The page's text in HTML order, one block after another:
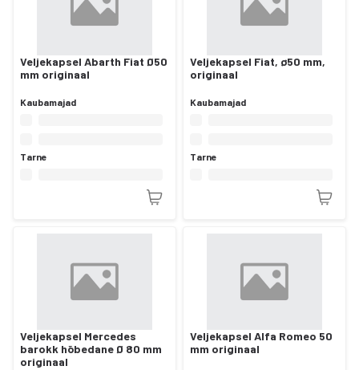
Veljekapsel Abarth Fiat Ø50
mm originaal
Kaubamajad
Tarne
Veljekapsel Fiat, ø50 mm,
originaal
Kaubamajad
Tarne
Veljekapsel Mercedes
barokk hõbedane Ø 80 mm
originaal
Veljekapsel Alfa Romeo 50
mm originaal